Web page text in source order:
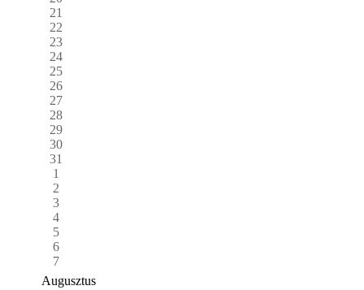
21
22
23
24
25
26
27
28
29
30
31
1
2
3
4
5
6
7
Augusztus